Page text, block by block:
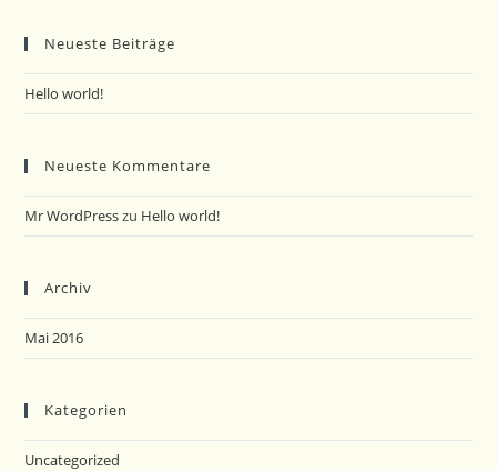
Neueste Beiträge
Hello world!
Neueste Kommentare
Mr WordPresszu Hello world!
Archiv
Mai 2016
Kategorien
Uncategorized